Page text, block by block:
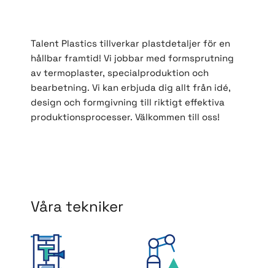
Talent Plastics tillverkar plastdetaljer för en
hållbar framtid! Vi jobbar med formsprutning
av termoplaster, specialproduktion och
bearbetning. Vi kan erbjuda dig allt från idé,
design och formgivning till riktigt effektiva
produktionsprocesser. Välkommen till oss!
Våra tekniker